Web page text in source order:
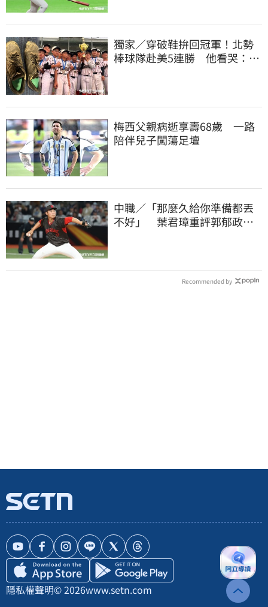
獨家／穿破鞋拚回冠軍！北勢
棒球隊赴美5連勝 他看哭：台
梅西父親病逝享壽68歲 一路
陪伴兒子闖蕩足壇
中職／「那麼久給你準備都丟
不好」 葉君璋重評郭郁政對
Recommended by
隱私權聲明© 2026www.setn.com